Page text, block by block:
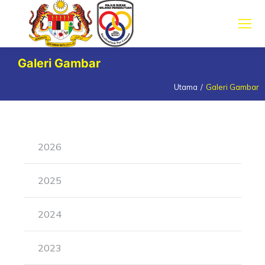
Galeri Gambar
Utama Galeri Gambar
2026
2025
2024
2023